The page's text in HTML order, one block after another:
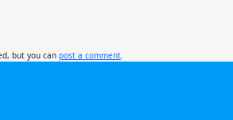
but you can post a comment